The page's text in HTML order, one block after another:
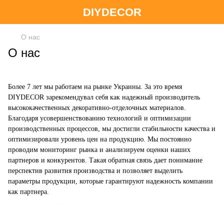
DIYDECOR
О нас
О нас
Более 7 лет мы работаем на рынке Украины. За это время
DIYDECOR зарекомендувал себя как надежный производитель
высококачественных декоративно-отделочных материалов.
Благодаря усовершенствованию технологий и оптимизации
производственных процессов, мы достигли стабильности качества и
оптимизировали уровень цен на продукцию. Мы постоянно
проводим мониторинг рынка и анализируем оценки наших
партнеров и конкурентов. Такая обратная связь дает понимание
перспектив развития производства и позволяет выделить
параметры продукции, которые гарантируют надежность компании
как партнера.